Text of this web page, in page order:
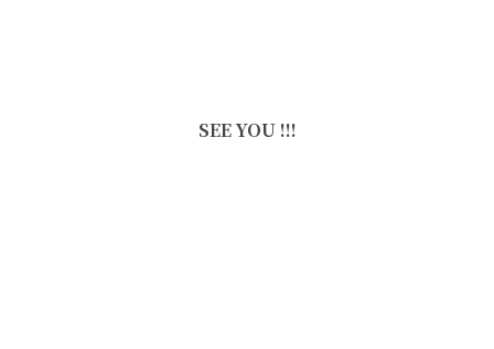
SEE YOU !!!